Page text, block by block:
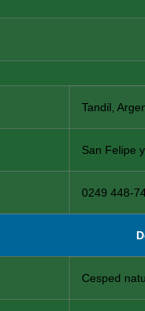
Tandil,
San Felipe
0249 448-
Cesped